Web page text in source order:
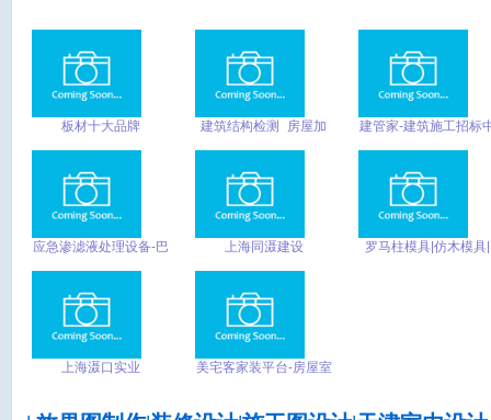
板材十大品牌
建筑结构检测_房屋加
建管家-建筑施工招标
台
应急渗滤液处理设备-巴
上海同滠建设
罗马柱模具|仿木模具|
上海滠口实业
美宅客家装平台-房屋室